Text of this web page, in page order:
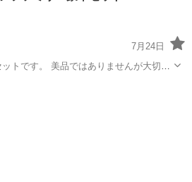
7月24日
トです。 美品ではありませんが大切に